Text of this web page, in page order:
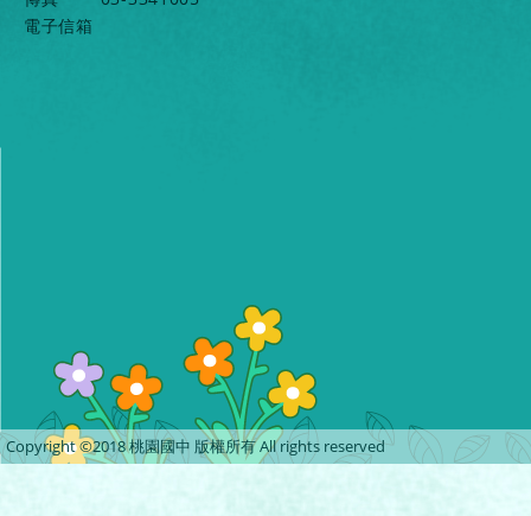
電子信箱
Copyright ©2018 桃園國中 版權所有 All rights reserved